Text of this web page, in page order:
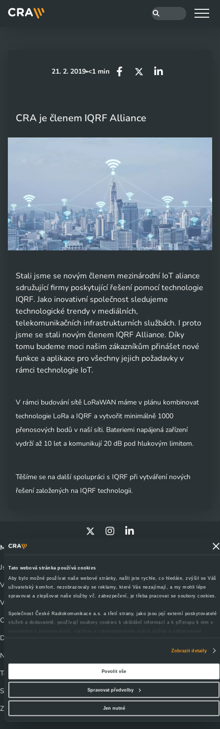
Tato webová stránka používá cookies
Aby bylo možné používat naše webové stránky, našli jste rychle, co hledáte, zvýšil se Váš
uživatelský komfort, nezobrazovaly se reklamy, které Vás nezajímají, a my mohli lépe
spravovat a zlepšovat naše služby vč. zabezpečení, je třeba pracovat se soubory cookies.
Společnost České Radiokomunikace a.s. a třetí strany, jako jsou její externí poskytovatelé
služeb a dodavatelé, používají soubory cookies k ukládání informací a k přístupu k nim v
souvislosti s poskytováním, údržbou a zdokonalováním svých služeb a zobrazované
vylepšování jejich výkonu i k personalizaci reklam a sdělovaného obsahu. Máte-li zájem
pokračujte dál na naše stránky. Váš souhlas uchováváme maximálně po dobu 12 měsíců.
Vybrané možnosti můžete kdykoliv změnit nebo odvolat souhlas ve svém nastavení.
Zobrazit detaily
Povolit vše
Spravovat předvolby
Jen nutné
21. 2. 2019 <1 min
CRA je členem IQRF Alliance
Stali jsme se novým členem mezinárodní IoT aliance
sdružující firmy poskytující řešení pomocí technologie
IQRF. Jako inovativní společnost sledujeme
technologické trendy v mediálních,
telekomunikačních infrastrukturních službách. I proto
jsme se stali novým členem IQRF Alliance. Díky
tomu budeme moci našim zákazníkům přinášet nové
funkce a aplikace pro všechny jejich požadavky v
rámci technologie IoT.
V rámci budování sítě LoRaWAN máme v plánu kombinovat
technologie LoRa a IQRF a vytvořit minimálně 1000
přenosových bodů v naší síti. Bateriemi napájená zařízení
vydrží až 10 let a komunikují 20 dB pod hlukovým limitem.
Těšíme se na další spolupráci s IQRF při vytváření nových
řešení založených na IQRF technologii.
Může vás zajímat
Jsem divák
Výluky a odstávky vysílačů
Vyjádření o existenci sítí
Obchodní kontakty
Dokumenty ke stažení
Nalaďte se na digitální vysílání CRA
TechTalks - blog
Slovník pojmů
Zpětný odběr elektrozařízení a baterií